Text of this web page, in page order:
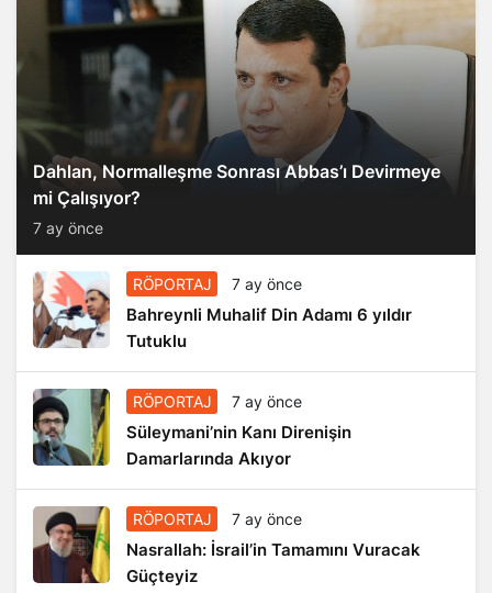
Dahlan, Normalleşme Sonrası Abbas’ı Devirmeye
mi Çalışıyor?
7 ay önce
RÖPORTAJ 7 ay önce
Bahreynli Muhalif Din Adamı 6 yıldır
Tutuklu
RÖPORTAJ 7 ay önce
Süleymani’nin Kanı Direnişin
Damarlarında Akıyor
RÖPORTAJ 7 ay önce
Nasrallah: İsrail’in Tamamını Vuracak
Güçteyiz